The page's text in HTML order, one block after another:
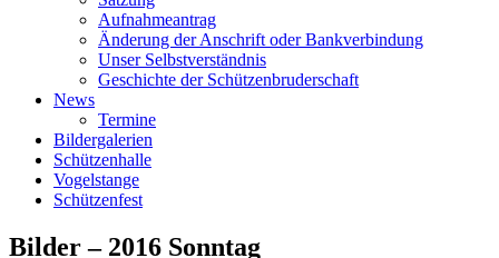
Aufnahmeantrag
Änderung der Anschrift oder Bankverbindung
Unser Selbstverständnis
Geschichte der Schützenbruderschaft
News
Termine
Bildergalerien
Schützenhalle
Vogelstange
Schützenfest
Bilder – 2016 Sonntag